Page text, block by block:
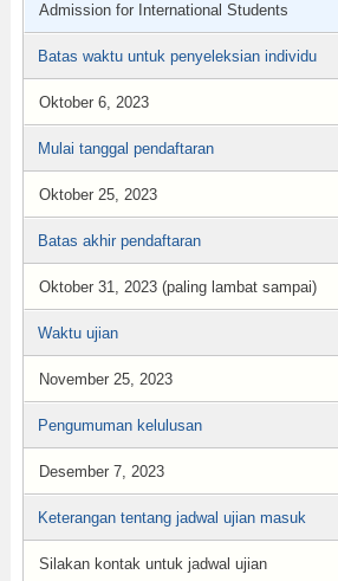
Admission for International Students
Batas waktu untuk penyeleksian individu
Oktober 6, 2023
Mulai tanggal pendaftaran
Oktober 25, 2023
Batas akhir pendaftaran
Oktober 31, 2023 (paling lambat sampai)
Waktu ujian
November 25, 2023
Pengumuman kelulusan
Desember 7, 2023
Keterangan tentang jadwal ujian masuk
Silakan kontak untuk jadwal ujian